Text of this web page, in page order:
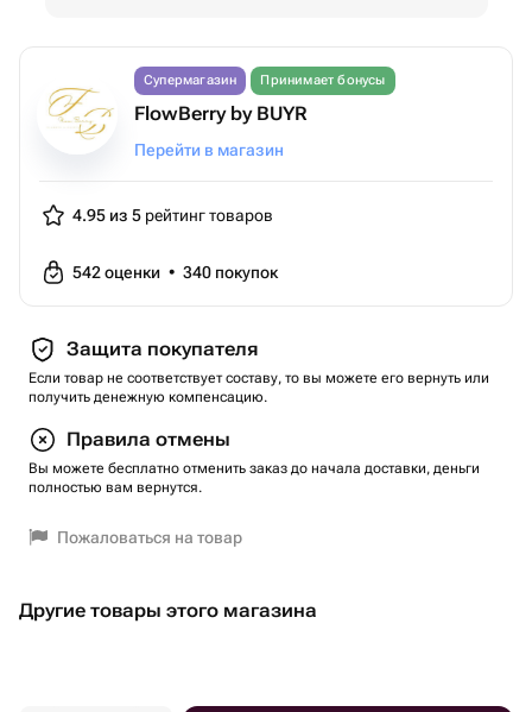
Супермагазин Принимает бонусы
FlowBerry by BUYR
Перейти в магазин
4.95 из 5 рейтинг товаров
542оценки • 340 покупок
Защита покупателя
Если товар не соответствует составу, то вы можете его вернуть или
получить денежную компенсацию.
Правила отмены
Вы можете бесплатно отменить заказ до начала доставки, деньги
полностью вам вернутся.
Пожаловаться на товар
Другие товары этого магазина